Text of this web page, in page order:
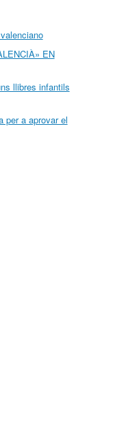
EN
llibres infantils
per a aprovar el